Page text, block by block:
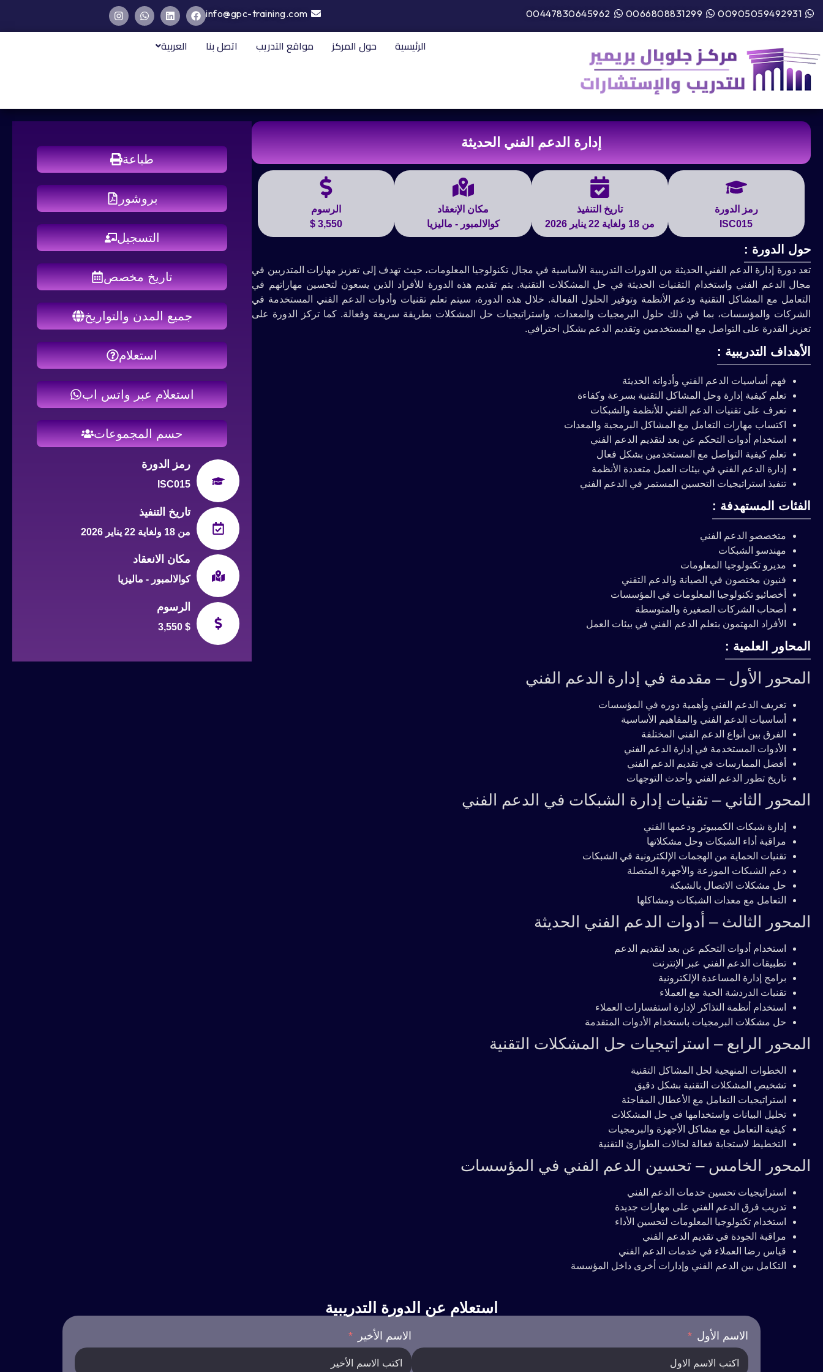
00905059492931
0066808831299
00447830645962
info@gpc-training.com
الرئيسية حول المركز مواقع التدريب اتصل بنا العربية
إدارة الدعم الفني الحديثة
رمز الدورة
ISC015
تاريخ التنفيذ
من 18 ولغاية 22 يناير 2026
مكان الإنعقاد
كوالالمبور - ماليزيا
الرسوم
3,550 $
حول الدورة :
تعد دورة إدارة الدعم الفني الحديثة من الدورات التدريبية الأساسية في مجال تكنولوجيا المعلومات، حيث تهدف إلى تعزيز مهارات المتدربين في
مجال الدعم الفني واستخدام التقنيات الحديثة في حل المشكلات التقنية. يتم تقديم هذه الدورة للأفراد الذين يسعون لتحسين مهاراتهم في
التعامل مع المشاكل التقنية ودعم الأنظمة وتوفير الحلول الفعالة. خلال هذه الدورة، سيتم تعلم تقنيات وأدوات الدعم الفني المستخدمة في
الشركات والمؤسسات، بما في ذلك حلول البرمجيات والمعدات، واستراتيجيات حل المشكلات بطريقة سريعة وفعالة. كما تركز الدورة على
تعزيز القدرة على التواصل مع المستخدمين وتقديم الدعم بشكل احترافي.
الأهداف التدريبية :
فهم أساسيات الدعم الفني وأدواته الحديثة
تعلم كيفية إدارة وحل المشاكل التقنية بسرعة وكفاءة
تعرف على تقنيات الدعم الفني للأنظمة والشبكات
اكتساب مهارات التعامل مع المشاكل البرمجية والمعدات
استخدام أدوات التحكم عن بعد لتقديم الدعم الفني
تعلم كيفية التواصل مع المستخدمين بشكل فعال
إدارة الدعم الفني في بيئات العمل متعددة الأنظمة
تنفيذ استراتيجيات التحسين المستمر في الدعم الفني
الفئات المستهدفة :
متخصصو الدعم الفني
مهندسو الشبكات
مديرو تكنولوجيا المعلومات
فنيون مختصون في الصيانة والدعم التقني
أخصائيو تكنولوجيا المعلومات في المؤسسات
أصحاب الشركات الصغيرة والمتوسطة
الأفراد المهتمون بتعلم الدعم الفني في بيئات العمل
المحاور العلمية :
المحور الأول – مقدمة في إدارة الدعم الفني
تعريف الدعم الفني وأهمية دوره في المؤسسات
أساسيات الدعم الفني والمفاهيم الأساسية
الفرق بين أنواع الدعم الفني المختلفة
الأدوات المستخدمة في إدارة الدعم الفني
أفضل الممارسات في تقديم الدعم الفني
تاريخ تطور الدعم الفني وأحدث التوجهات
المحور الثاني – تقنيات إدارة الشبكات في الدعم الفني
إدارة شبكات الكمبيوتر ودعمها الفني
مراقبة أداء الشبكات وحل مشكلاتها
تقنيات الحماية من الهجمات الإلكترونية في الشبكات
دعم الشبكات الموزعة والأجهزة المتصلة
حل مشكلات الاتصال بالشبكة
التعامل مع معدات الشبكات ومشاكلها
المحور الثالث – أدوات الدعم الفني الحديثة
استخدام أدوات التحكم عن بعد لتقديم الدعم
تطبيقات الدعم الفني عبر الإنترنت
برامج إدارة المساعدة الإلكترونية
تقنيات الدردشة الحية مع العملاء
استخدام أنظمة التذاكر لإدارة استفسارات العملاء
حل مشكلات البرمجيات باستخدام الأدوات المتقدمة
المحور الرابع – استراتيجيات حل المشكلات التقنية
الخطوات المنهجية لحل المشاكل التقنية
تشخيص المشكلات التقنية بشكل دقيق
استراتيجيات التعامل مع الأعطال المفاجئة
تحليل البيانات واستخدامها في حل المشكلات
كيفية التعامل مع مشاكل الأجهزة والبرمجيات
التخطيط لاستجابة فعالة لحالات الطوارئ التقنية
المحور الخامس – تحسين الدعم الفني في المؤسسات
استراتيجيات تحسين خدمات الدعم الفني
تدريب فرق الدعم الفني على مهارات جديدة
استخدام تكنولوجيا المعلومات لتحسين الأداء
مراقبة الجودة في تقديم الدعم الفني
قياس رضا العملاء في خدمات الدعم الفني
التكامل بين الدعم الفني وإدارات أخرى داخل المؤسسة
طباعة
بروشور
التسجيل
تاريخ مخصص
جميع المدن والتواريخ
استعلام
استعلام عبر واتس اب
حسم المجموعات
رمز الدورة
ISC015
تاريخ التنفيذ
من 18 ولغاية 22 يناير 2026
مكان الانعقاد
كوالالمبور - ماليزيا
الرسوم
3,550 $
استعلام عن الدورة التدريبية
الاسم الأول الاسم الأخير